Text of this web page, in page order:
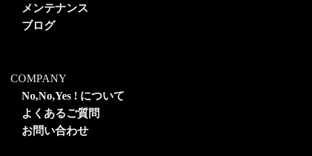
メンテナンス
ブログ
COMPANY
No,No,Yes ! について
よくあるご質問
お問い合わせ